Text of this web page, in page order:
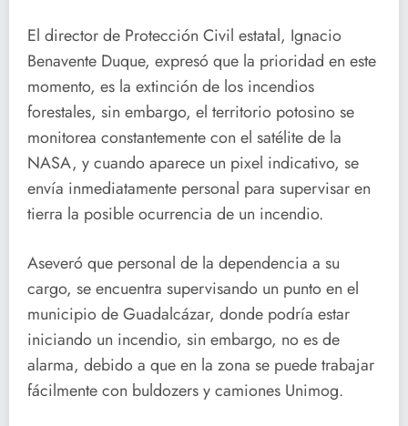
El director de Protección Civil estatal, Ignacio
Benavente Duque, expresó que la prioridad en este
momento, es la extinción de los incendios
forestales, sin embargo, el territorio potosino se
monitorea constantemente con el satélite de la
NASA, y cuando aparece un pixel indicativo, se
envía inmediatamente personal para supervisar en
tierra la posible ocurrencia de un incendio.
Aseveró que personal de la dependencia a su
cargo, se encuentra supervisando un punto en el
municipio de Guadalcázar, donde podría estar
iniciando un incendio, sin embargo, no es de
alarma, debido a que en la zona se puede trabajar
fácilmente con buldozers y camiones Unimog.